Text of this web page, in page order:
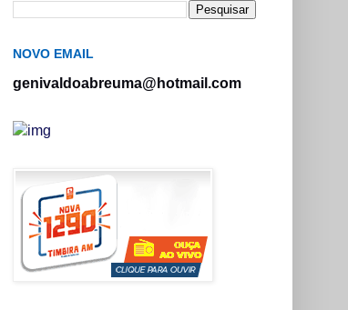
NOVO EMAIL
genivaldoabreuma@hotmail.com